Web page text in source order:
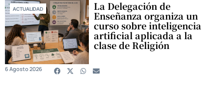
ACTUALIDAD La Delegación de
Enseñanza organiza un
curso sobre inteligencia
artificial aplicada a la
clase de Religión
6 Agosto 2026